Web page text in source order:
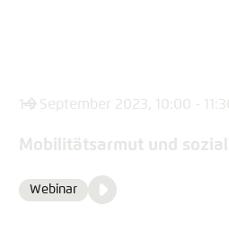
14. September 2023, 10:00 -
Mobilitätsarmut und
Format
Webinar
Media
Video